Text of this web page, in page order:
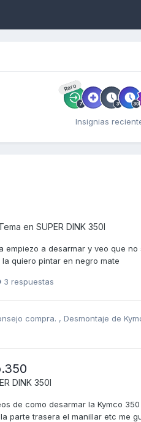
Raro
Insignias
en SUPER DINK 350I
empiezo a desarmar y veo que
quiero pintar en negro mate
3 respuestas
compra. , Desmontaje de
DINK 350I
de como desarmar la Kymco
parte trasera el manillar etc me